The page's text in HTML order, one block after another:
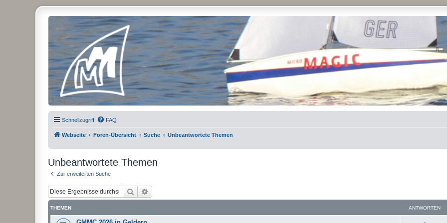
Micro Magic Forum Deutschland
Schnellzugriff FAQ
Webseite Foren-Übersicht Suche Unbeantwortete Themen
Unbeantwortete Themen
Zur erweiterten Suche
Suche
THEMEN ANTWORTEN